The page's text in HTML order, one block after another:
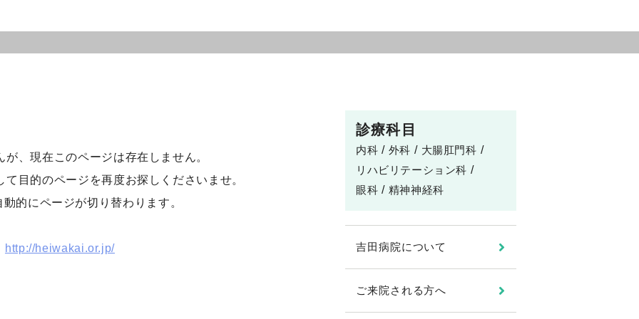
が、現在このページは存在しません。
目的のページを再度お探しくださいませ。
的にページが切り替わります。
http://heiwakai.or.jp/
診療科目
内科 外科
大腸肛門科
リハビリテーション科
眼科
精神神経科
吉田病院について
ご来院される方へ